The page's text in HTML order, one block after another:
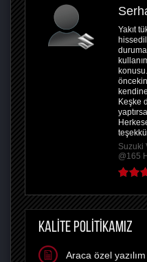
Yakıt
duruma
Keşke
Suzuki
@165
KALİTE POLİTİKAMIZ
Araca özel yazılım